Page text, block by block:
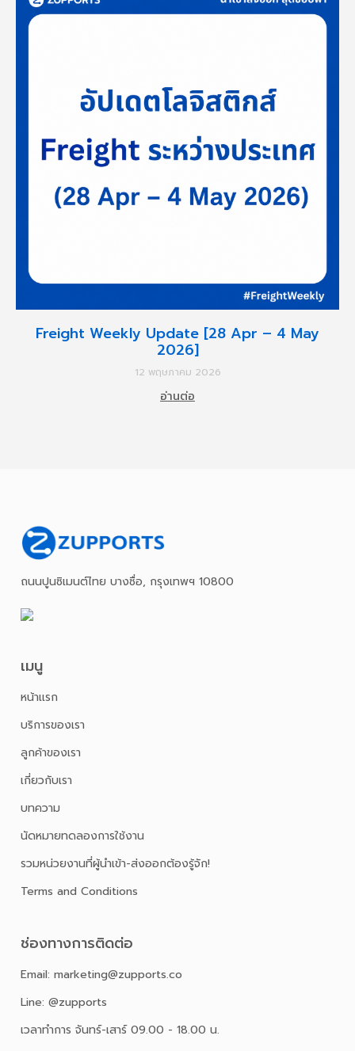
Freight Weekly Update [28 Apr – 4 May
2026]
12 พฤษภาคม 2026
อ่านต่อ
ถนนปูนซิเมนต์ไทย บางซื่อ, กรุงเทพฯ 10800
เมนู
หน้าเเรก
บริการของเรา
ลูกค้าของเรา
เกี่ยวกับเรา
บทความ
นัดหมายทดลองการใช้งาน
รวมหน่วยงานที่ผู้นำเข้า-ส่งออกต้องรู้จัก!
Terms and Conditions
ช่องทางการติดต่อ
Email: marketing@zupports.co
Line: @zupports
เวลาทำการ จันทร์-เสาร์ 09.00 - 18.00 น.